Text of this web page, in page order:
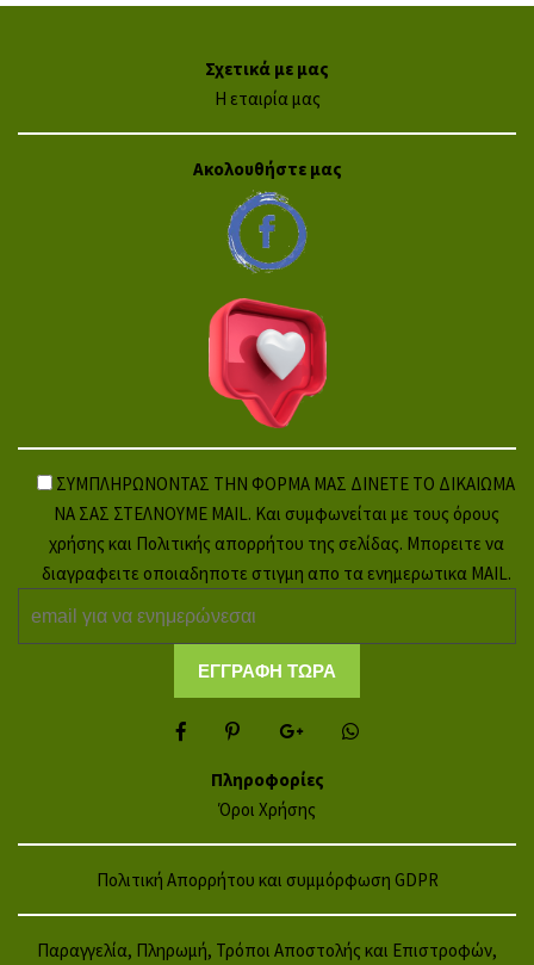
Σχετικά με μας
Η εταιρία μας
Ακολουθήστε μας
ΣΥΜΠΛΗΡΩΝΟΝΤΑΣ ΤΗΝ ΦΟΡΜΑ ΜΑΣ ΔΙΝΕΤΕ ΤΟ ΔΙΚΑΙΩΜΑ
ΝΑ ΣΑΣ ΣΤΕΛΝΟΥΜΕ MAIL. Και συμφωνείται με τους όρους
χρήσης και Πολιτικής απορρήτου της σελίδας. Μπορειτε να
διαγραφειτε οποιαδηποτε στιγμη απο τα ενημερωτικα MAIL.
Πληροφορίες
Όροι Χρήσης
Πολιτική Απορρήτου και συμμόρφωση GDPR
Παραγγελία, Πληρωμή, Τρόποι Αποστολής και Επιστροφών,